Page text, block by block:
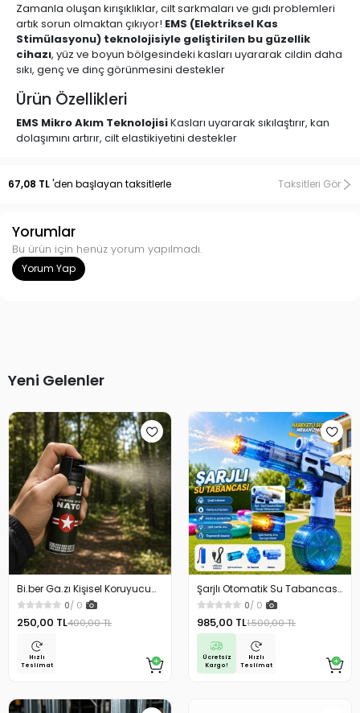
Zamanla oluşan kırışıklıklar, cilt sarkmaları ve gıdı problemleri
artık sorun olmaktan çıkıyor! EMS (Elektriksel Kas
Stimülasyonu) teknolojisiyle geliştirilen bu güzellik
cihazı, yüz ve boyun bölgesindeki kasları uyararak cildin daha
sıkı, genç ve dinç görünmesini destekler
Ürün Özellikleri
EMS Mikro Akım TeknolojisiKasları uyararak sıkılaştırır, kan
dolaşımını artırır, cilt elastikiyetini destekler
kullanım
Taşınabilir ve Şık Tasarım
kolayca kullanabilirsiniz
Şarjlı ve Uzun Süreli Kullanım
67,08 TL'den başlayan taksitlerle Taksitleri Gör
Yorumlar
Bu ürün için henüz yorum yapılmadı.
Yorum Yap
Yeni Gelenler
Bi.ber Ga.zı Kişisel Koruyucu
Ekipman Savunma İçin
0/ 0
250,00 TL400,00 TL
Hızlı
Teslimat
Şarjlı Otomatik Su Tabancası
Oyuncak Geniş Hazneli
0/ 0
985,00 TL1.500,00 TL
Ücretsiz
Kargo!
Hızlı
Teslimat